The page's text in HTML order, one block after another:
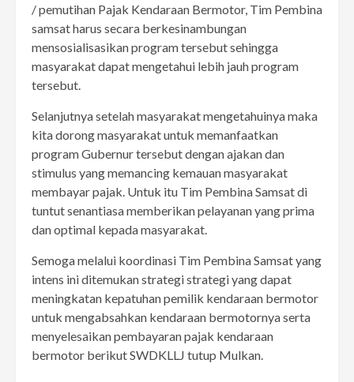
/ pemutihan Pajak Kendaraan Bermotor, Tim Pembina
samsat harus secara berkesinambungan
mensosialisasikan program tersebut sehingga
masyarakat dapat mengetahui lebih jauh program
tersebut.
Selanjutnya setelah masyarakat mengetahuinya maka
kita dorong masyarakat untuk memanfaatkan
program Gubernur tersebut dengan ajakan dan
stimulus yang memancing kemauan masyarakat
membayar pajak. Untuk itu Tim Pembina Samsat di
tuntut senantiasa memberikan pelayanan yang prima
dan optimal kepada masyarakat.
Semoga melalui koordinasi Tim Pembina Samsat yang
intens ini ditemukan strategi strategi yang dapat
meningkatan kepatuhan pemilik kendaraan bermotor
untuk mengabsahkan kendaraan bermotornya serta
menyelesaikan pembayaran pajak kendaraan
bermotor berikut SWDKLLJ tutup Mulkan.